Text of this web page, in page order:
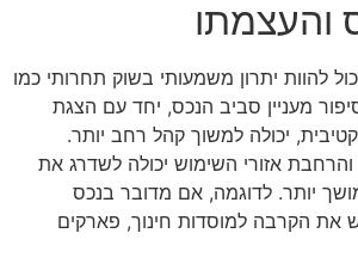
והעצמתו
להוות יתרון משמעותי בשוק תחרותי כמו
מעניין סביב הנכס, יחד עם הצגת
יכולה למשוך קהל רחב יותר.
אזורי השימוש יכולה לשדרג את
יותר. לדוגמה, אם מדובר בנכס
את הקרבה למוסדות חינוך, פארקים